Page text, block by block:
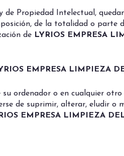
de Propiedad Intelectual,
de la totalidad o parte
de LYRIOS EMPRESA
EMPRESA LIMPIEZA
ordenador o en cualquier
de suprimir, alterar, eludir o
EMPRESA LIMPIEZA